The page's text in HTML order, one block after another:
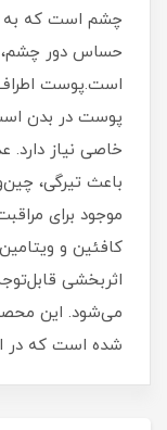
چشم است که به
حساس دور چشم،
است.پوست
پوست در بدن
خاصی نیاز دارد.
باعث تیرگی،
موجود برای
اثربخشی
می‌شود. این
شده است که در